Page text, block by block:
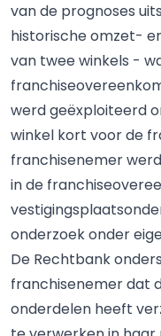
van de prognoses
historische omzet-
van twee winkels -
werd geëxploiteerd
winkel kort voor de
franchisenemer
in de
onderzoek onder
De Rechtbank
franchisenemer dat
onderdelen heeft